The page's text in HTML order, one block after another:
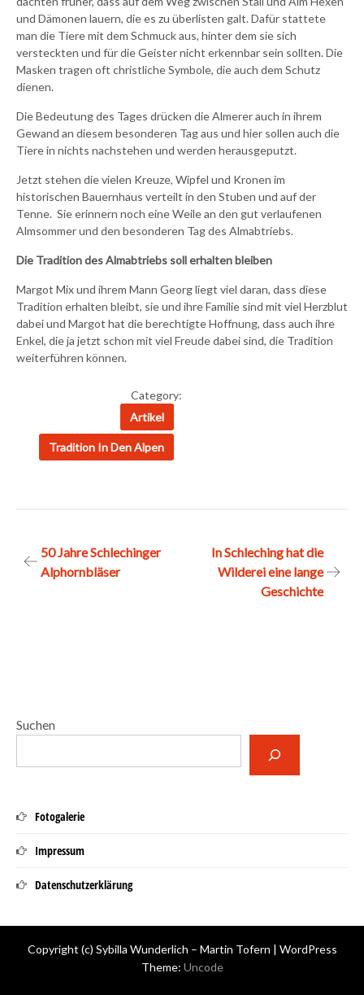
und Dämonen lauern, die es zu überlisten galt. Dafür stattete
man die Tiere mit dem Schmuck aus, hinter dem sie sich
versteckten und für die Geister nicht erkennbar sein sollten. Die
Masken tragen oft christliche Symbole, die auch dem Schutz
dienen.
Die Bedeutung des Tages drücken die Almerer auch in ihrem
Gewand an diesem besonderen Tag aus und hier sollen auch die
Tiere in nichts nachstehen und werden herausgeputzt.
Jetzt stehen die vielen Kreuze, Wipfel und Kronen im
historischen Bauernhaus verteilt in den Stuben und auf der
Tenne. Sie erinnern noch eine Weile an den gut verlaufenen
Almsommer und den besonderen Tag des Almabtriebs.
Die Tradition des Almabtriebs soll erhalten bleiben
Margot Mix und ihrem Mann Georg liegt viel daran, dass diese
Tradition erhalten bleibt, sie und ihre Familie sind mit viel Herzblut
dabei und Margot hat die berechtigte Hoffnung, dass auch ihre
Enkel, die ja jetzt schon mit viel Freude dabei sind, die Tradition
weiterführen können.
Category:
Artikel
Tradition In Den Alpen
Beitragsnavigation
50 Jahre Schlechinger
Alphornbläser
In Schleching hat die
Wilderei eine lange
Geschichte
Suchen
Fotogalerie
Impressum
Datenschutzerklärung
Copyright (c) Sybilla Wunderlich – Martin Tofern | WordPress
Theme: Uncode